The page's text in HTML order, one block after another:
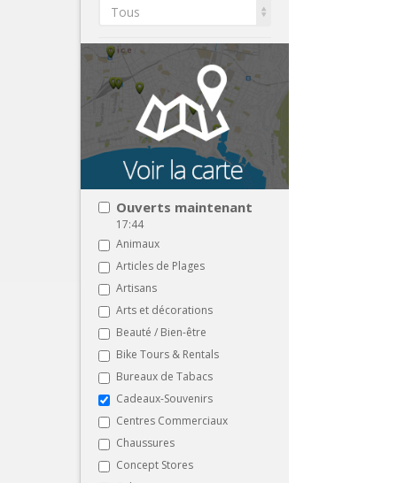
Tous
Ouverts maintenant
17:44
Animaux
Articles de Plages
Artisans
Arts et décorations
Beauté / Bien-être
Bike Tours & Rentals
Bureaux de Tabacs
Cadeaux-Souvenirs
Centres Commerciaux
Chaussures
Concept Stores